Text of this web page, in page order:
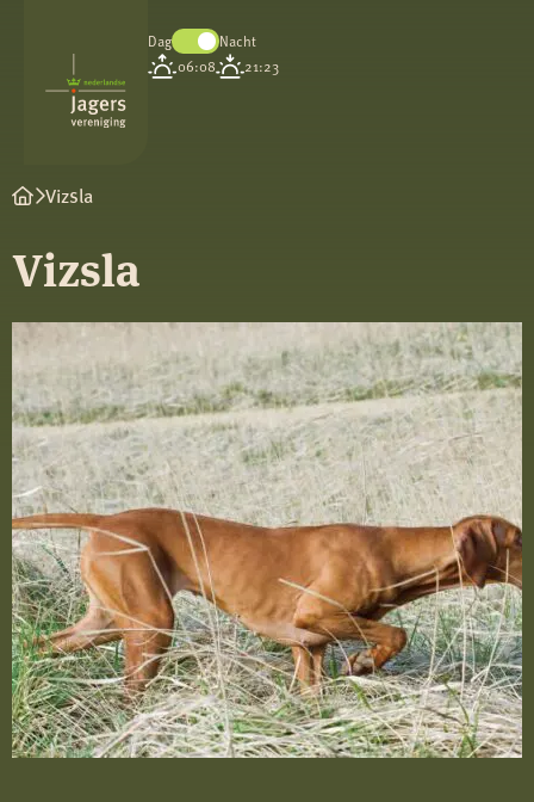
Koninklijke
Nederlandse
Jagersvereniging
Dag
Nacht
06:08
21:23
Vizsla
Vizsla